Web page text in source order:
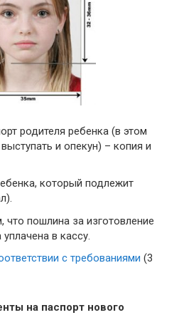
родителя ребенка (в этом
и опекун) – копия и
который подлежит
что пошлина за изготовление
в кассу.
с требованиями (3
на паспорт нового